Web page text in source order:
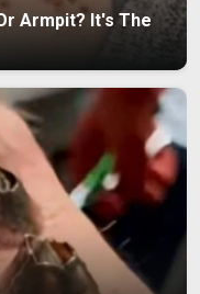
Armpit? It's The